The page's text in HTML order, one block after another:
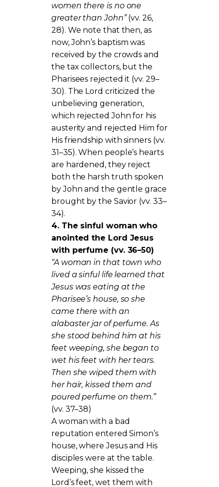
women there is no one
greater than John”(vv. 26,
28). We note that then, as
now, John’s baptism was
received by the crowds and
the tax collectors, but the
Pharisees rejected it (vv. 29–
30). The Lord criticized the
unbelieving generation,
which rejected John for his
austerity and rejected Him for
His friendship with sinners (vv.
31–35). When people’s hearts
are hardened, they reject
both the harsh truth spoken
by John and the gentle grace
brought by the Savior (vv. 33–
34).
4. The sinful woman who
anointed the Lord Jesus
with perfume (vv. 36–50)
“A woman in that town who
lived a sinful life learned that
Jesus was eating at the
Pharisee’s house, so she
came there with an
alabaster jar of perfume. As
she stood behind him at his
feet weeping, she began to
wet his feet with her tears.
Then she wiped them with
her hair, kissed them and
poured perfume on them.”
(vv. 37–38)
A woman with a bad
reputation entered Simon’s
house, where Jesus and His
disciples were at the table.
Weeping, she kissed the
Lord’s feet, wet them with